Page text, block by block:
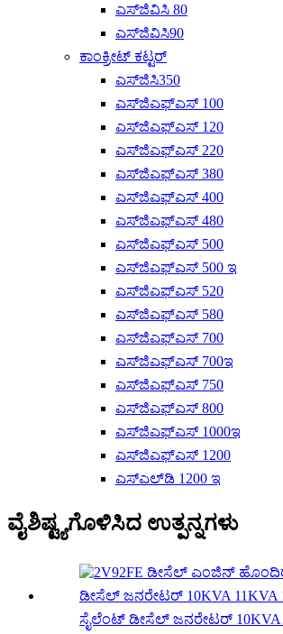
ಎಸ್‌ಜಿವಿಸಿ 80
ಎಸ್‌ಜಿವಿಸಿ90
ಕಾಂಕ್ರೀಟ್ ಕಟ್ಟರ್
ಎಸ್‌ಜಿಸಿ350
ಎಸ್‌ಜಿಎಫ್‌ಎಸ್ 100
ಎಸ್‌ಜಿಎಫ್‌ಎಸ್ 120
ಎಸ್‌ಜಿಎಫ್‌ಎಸ್ 220
ಎಸ್‌ಜಿಎಫ್‌ಎಸ್ 380
ಎಸ್‌ಜಿಎಫ್‌ಎಸ್ 400
ಎಸ್‌ಜಿಎಫ್‌ಎಸ್ 480
ಎಸ್‌ಜಿಎಫ್‌ಎಸ್ 500
ಎಸ್‌ಜಿಎಫ್‌ಎಸ್ 500 ಇ
ಎಸ್‌ಜಿಎಫ್‌ಎಸ್ 520
ಎಸ್‌ಜಿಎಫ್‌ಎಸ್ 580
ಎಸ್‌ಜಿಎಫ್‌ಎಸ್ 700
ಎಸ್‌ಜಿಎಫ್‌ಎಸ್ 700ಇ
ಎಸ್‌ಜಿಎಫ್‌ಎಸ್ 750
ಎಸ್‌ಜಿಎಫ್‌ಎಸ್ 800
ಎಸ್‌ಜಿಎಫ್‌ಎಸ್ 1000ಇ
ಎಸ್‌ಜಿಎಫ್‌ಎಸ್ 1200
ಎಸ್‌ಎಲ್‌ಡಿ 1200 ಇ
ವೈಶಿಷ್ಟ್ಯಗೊಳಿಸಿದ ಉತ್ಪನ್ನಗಳು
ಸೈಲೆಂಟ್ ಡೀಸೆಲ್ ಜನರೇಟರ್ 10KVA